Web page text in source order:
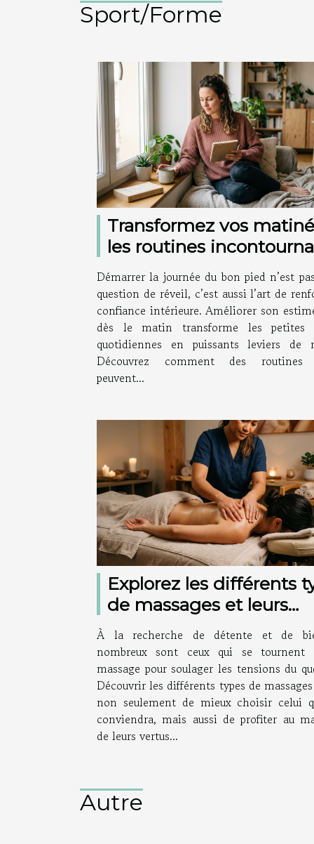
Sport/Forme
Transformez vos
les routines
pour améliorer son
de soi
Démarrer la journée du bon pied n’est
question de réveil, c’est aussi l’art de
confiance intérieure. Améliorer son
dès le matin transforme les petites
quotidiennes en puissants leviers de
Découvrez comment des routines
peuvent...
Explorez les différents
de massages et leurs
bienfaits
À la recherche de détente et de
nombreux sont ceux qui se tournent
massage pour soulager les tensions du
Découvrir les différents types de
non seulement de mieux choisir celui
conviendra, mais aussi de profiter au
de leurs vertus...
Autre